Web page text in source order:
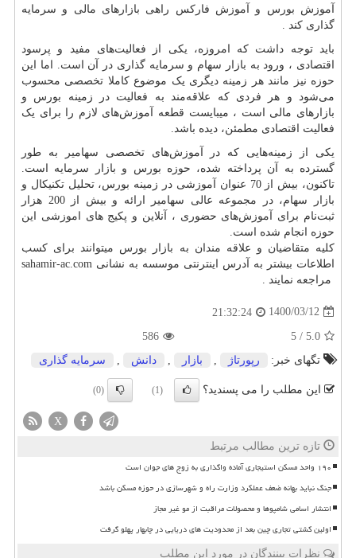
آموزش بورس و آموزش فارکس راهی بازارهای مالی و سرمایه
گذاری کند .
باید توجه داشت که امروزه، یکی از فعالیت‌های مفید و پرسود
اقتصادی ، ورود به بازار سهام و سرمایه گذاری در آن است. اما این
حوزه نیز مانند هر زمینه دیگری یک موضوع کاملا تخصصی محسوب
می‌‌شود و هر فردی که علاقه‌‌مند به فعالیت در زمینه بورس و
بازارهای مالی است ، میبایست قطعه آموزش‌های لازم را برای یک
فعالیت اقتصادی مطمئن، دیده باشد.
یکی از زمینه‌‌هایی که در آموزش‌های تخصصی سهامیر به طور
گسترده به آن پرداخته شده، حوزه بورس و بازار سرمایه است.
تاکنون، بیش از 70 عنوان آموزشی در زمینه بورس، تحلیل تکنیکال و
بازار سهام، در مجموعه عالی سهامیر ارائه و بیش از 200 هزار
ثبت‌نام برای آموزش‌های حضوری ، آنلاین و پکیج های اموزشی این
حوزه انجام شده است.
کلیه متقاضیان و علاقه مندان به بازار بورس میتوانند برای کسب
اطلاعات بیشتر به آدرس اینترنتی موسسه به نشانی sahamir-ac.com
مراجعه نمایند .
1400/03/12
21:32:24
5.0
/
5
586
تگهای خبر:
رپورتاژ بازار دانش سرمایه گذاری
این مطلب را می پسندید؟ (1)
(0)
X
تازه ترین مطالب مرتبط
۱۹۰ واحد مسکن استیجاری آماده واگذاری به زوج های جوان است
جنگ نباید بهانه ضعف عملکرد وزارت راه و شهرسازی در حوزه مسکن باشد
انتشار اسامی شامپوها و محصولات مراقبت از مو غیر مجاز
اولین کشتی تجاری چین بعد از محدودیت های دریایی در چابهار پهلو گرفت
نظرات بینندگان در مورد این مطلب